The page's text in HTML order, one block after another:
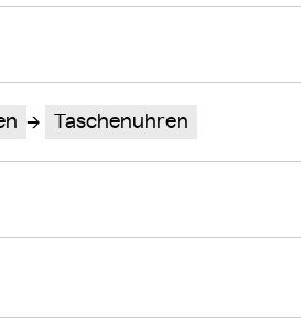
Taschenuhren